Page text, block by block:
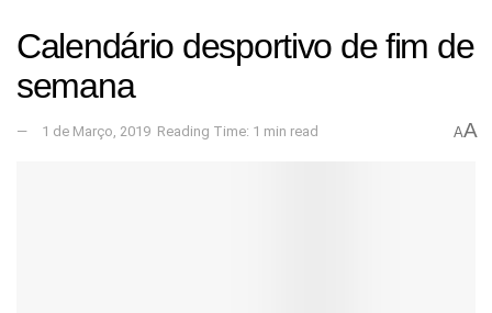
Calendário desportivo de fim de
semana
1 de Março, 2019 Reading Time: 1 min read AA